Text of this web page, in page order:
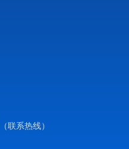
（联系热线）